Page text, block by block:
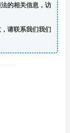
的相关信息，访
请联系我们我们